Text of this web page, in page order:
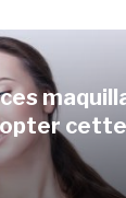
cette